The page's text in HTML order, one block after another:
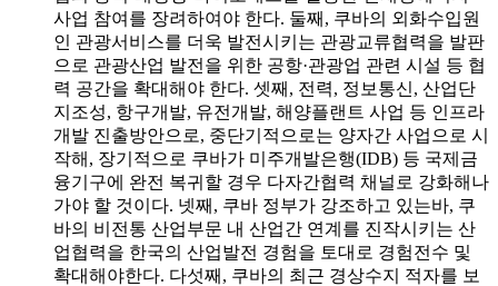
사업 참여를 장려하여야 한다. 둘째, 쿠바의 외화수입원
인 관광서비스를 더욱 발전시키는 관광교류협력을 발판
으로 관광산업 발전을 위한 공항·관광업 관련 시설 등 협
력 공간을 확대해야 한다. 셋째, 전력, 정보통신, 산업단
지조성, 항구개발, 유전개발, 해양플랜트 사업 등 인프라
개발 진출방안으로, 중단기적으로는 양자간 사업으로 시
작해, 장기적으로 쿠바가 미주개발은행(IDB) 등 국제금
융기구에 완전 복귀할 경우 다자간협력 채널로 강화해나
가야 할 것이다. 넷째, 쿠바 정부가 강조하고 있는바, 쿠
바의 비전통 산업부문 내 산업간 연계를 진작시키는 산
업협력을 한국의 산업발전 경험을 토대로 경험전수 및
확대해야한다. 다섯째, 쿠바의 최근 경상수지 적자를 보